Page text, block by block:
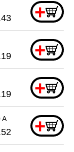
+
+
+
A +